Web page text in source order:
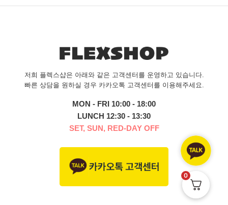
저희 플렉스샵은 아래와 같은 고객센터를 운영하고 있습니다.
빠른 상담을 원하실 경우 카카오톡 고객센터를 이용해주세요.
MON - FRI 10:00 - 18:00
LUNCH 12:30 - 13:30
SET, SUN, RED-DAY OFF
0